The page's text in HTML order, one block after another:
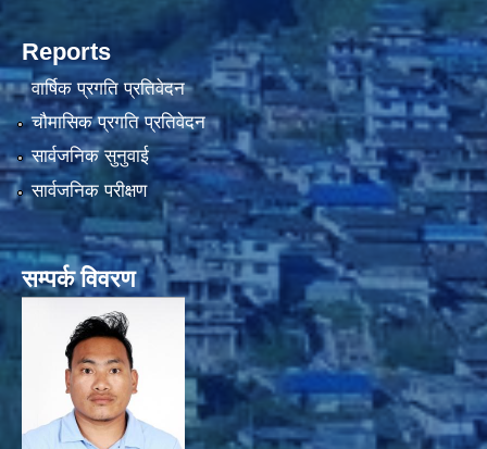
Reports
वार्षिक प्रगति प्रतिवेदन
चौमासिक प्रगति प्रतिवेदन
सार्वजनिक सुनुवाई
सार्वजनिक परीक्षण
सम्पर्क विवरण